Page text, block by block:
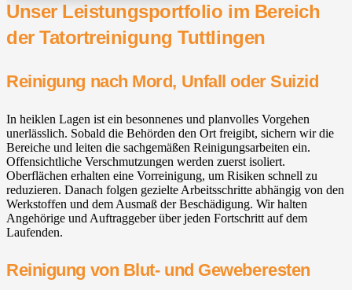
Unser Leistungsportfolio im Bereich
der Tatortreinigung Tuttlingen
Reinigung nach Mord, Unfall oder Suizid
In heiklen Lagen ist ein besonnenes und planvolles Vorgehen
unerlässlich. Sobald die Behörden den Ort freigibt, sichern wir die
Bereiche und leiten die sachgemäßen Reinigungsarbeiten ein.
Offensichtliche Verschmutzungen werden zuerst isoliert.
Oberflächen erhalten eine Vorreinigung, um Risiken schnell zu
reduzieren. Danach folgen gezielte Arbeitsschritte abhängig von den
Werkstoffen und dem Ausmaß der Beschädigung. Wir halten
Angehörige und Auftraggeber über jeden Fortschritt auf dem
Laufenden.
Reinigung von Blut- und Geweberesten